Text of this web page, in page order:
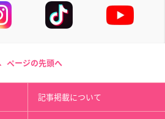
ページの先頭へ
記事掲載について